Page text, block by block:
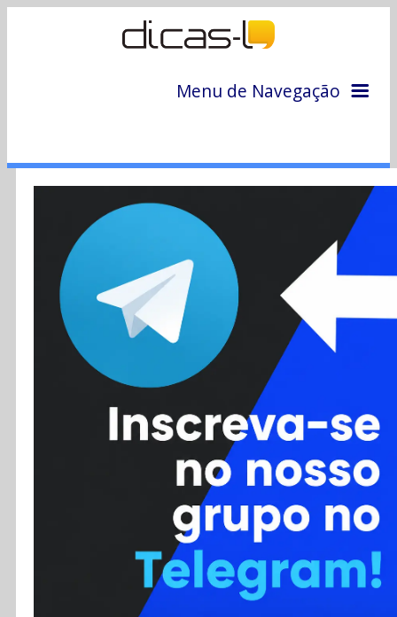
Menu de Navegação
Colunas
Colaboradores
Cursos
Enviar Dica